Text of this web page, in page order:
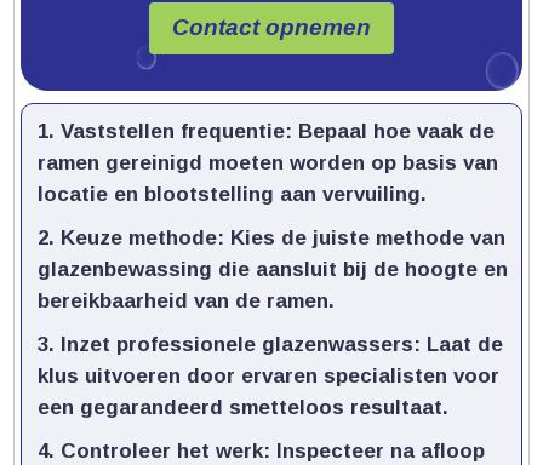
Contact opnemen
Vaststellen frequentie: Bepaal hoe vaak de
ramen gereinigd moeten worden op basis van
locatie en blootstelling aan vervuiling.​
Keuze methode: Kies de juiste methode van
glazenbewassing die aansluit bij de hoogte en
bereikbaarheid van de ramen.​
Inzet professionele glazenwassers: Laat de
klus uitvoeren door ervaren specialisten voor
een gegarandeerd smetteloos resultaat.​
Controleer het werk: Inspecteer na afloop